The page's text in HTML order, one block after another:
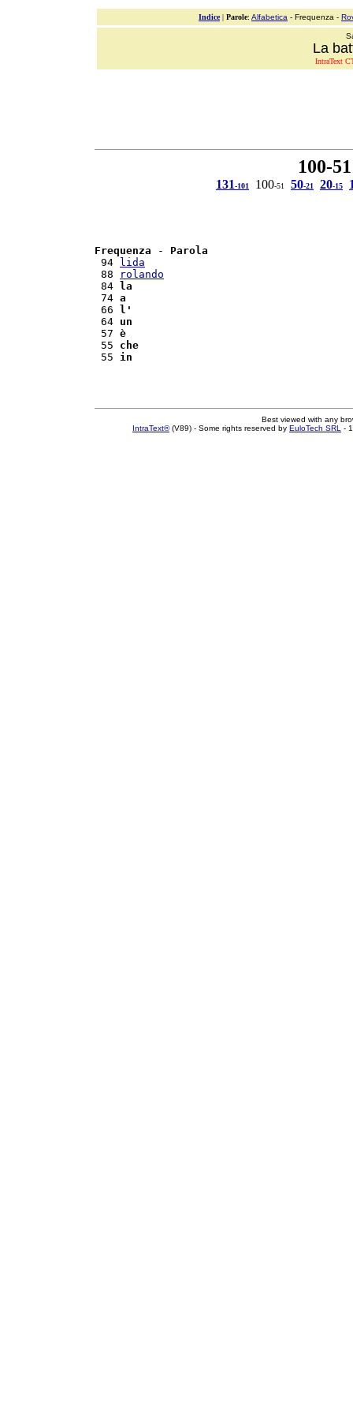
Indice| Parole: Alfabetica - Frequenza -
La
IntraText
100-51
131-101 100-51 50-21 20-15
Frequenza - Parola
94
lida
88
rolando
84
la
74 a
66
l'
64 un
57 è
55 che
55 in
Best viewed with any
IntraText®(V89) - Some rights reserved by EuloTech SRL -